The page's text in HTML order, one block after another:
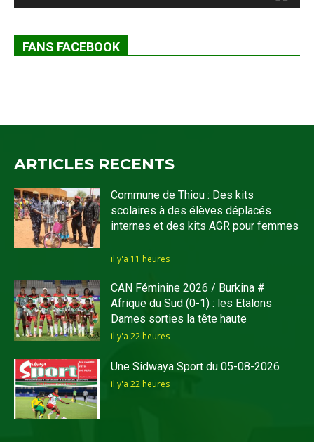
FANS FACEBOOK
ARTICLES RECENTS
Commune de Thiou : Des kits
scolaires à des élèves déplacés
internes et des kits AGR pour femmes
il y'a 11 heures
CAN Féminine 2026 / Burkina #
Afrique du Sud (0-1) : les Etalons
Dames sorties la tête haute
il y'a 22 heures
Une Sidwaya Sport du 05-08-2026
il y'a 22 heures